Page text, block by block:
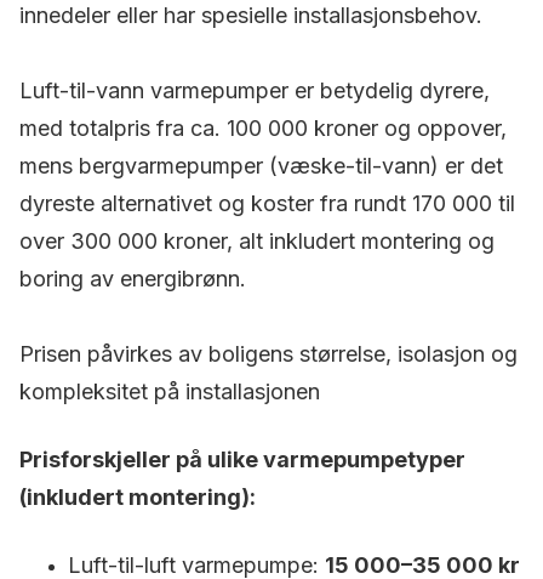
innedeler eller har spesielle installasjonsbehov.
Luft-til-vann varmepumper er betydelig dyrere,
med totalpris fra ca. 100 000 kroner og oppover,
mens bergvarmepumper (væske-til-vann) er det
dyreste alternativet og koster fra rundt 170 000 til
over 300 000 kroner, alt inkludert montering og
boring av energibrønn.
Prisen påvirkes av boligens størrelse, isolasjon og
kompleksitet på installasjonen
Prisforskjeller på ulike varmepumpetyper
(inkludert montering):
Luft-til-luft varmepumpe: 15 000–35 000 kr